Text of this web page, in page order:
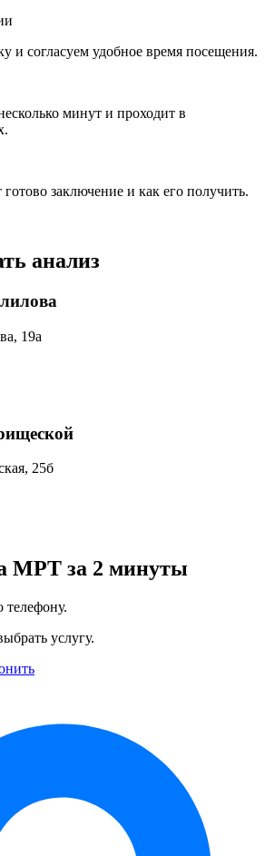
и согласуем удобное время посещения.
минут и проходит в
заключение и как его получить.
анализ
19а
25б
МРТ за 2 минуты
телефону.
услугу.